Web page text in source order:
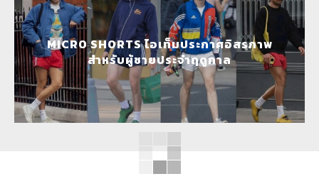
MICRO SHORTS ไอเท็มประกาศอิสรภาพ
สำหรับผู้ชายประจำฤดูกาล